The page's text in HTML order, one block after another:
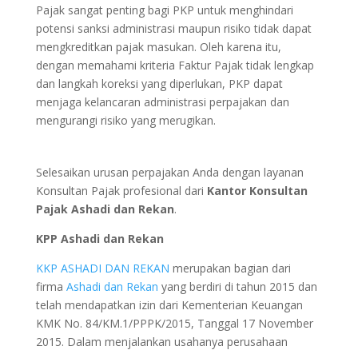
Pajak sangat penting bagi PKP untuk menghindari
potensi sanksi administrasi maupun risiko tidak dapat
mengkreditkan pajak masukan. Oleh karena itu,
dengan memahami kriteria Faktur Pajak tidak lengkap
dan langkah koreksi yang diperlukan, PKP dapat
menjaga kelancaran administrasi perpajakan dan
mengurangi risiko yang merugikan.
Selesaikan urusan perpajakan Anda dengan layanan
Konsultan Pajak profesional dari Kantor Konsultan
Pajak Ashadi dan Rekan.
KPP Ashadi dan Rekan
KKP ASHADI DAN REKAN merupakan bagian dari
firma Ashadi dan Rekan yang berdiri di tahun 2015 dan
telah mendapatkan izin dari Kementerian Keuangan
KMK No. 84/KM.1/PPPK/2015, Tanggal 17 November
2015. Dalam menjalankan usahanya perusahaan